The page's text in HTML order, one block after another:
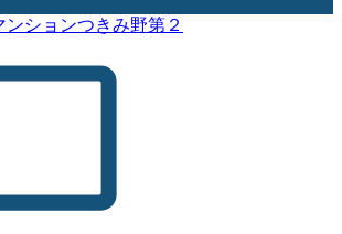
ンションつきみ野第２